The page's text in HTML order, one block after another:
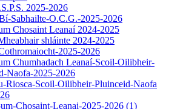
2025-2026
Sabhailte-O.C.G.-2025-2026
Chosaint Leanaí 2024-2025
shláinte 2024-2025
2025-2026
Chumhadach Leanaí-Scoil-Oilibheir-
Naofa-2025-2026
Riosca-Scoil-Oilibheir-Pluinceid-Naofa
Chosaint-Leanai-2025-2026 (1)